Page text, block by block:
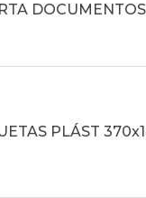
PLÁST